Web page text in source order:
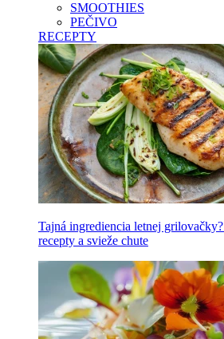
SMOOTHIES
PEČIVO
RECEPTY
Tajná ingrediencia letnej
recepty a svieže chute